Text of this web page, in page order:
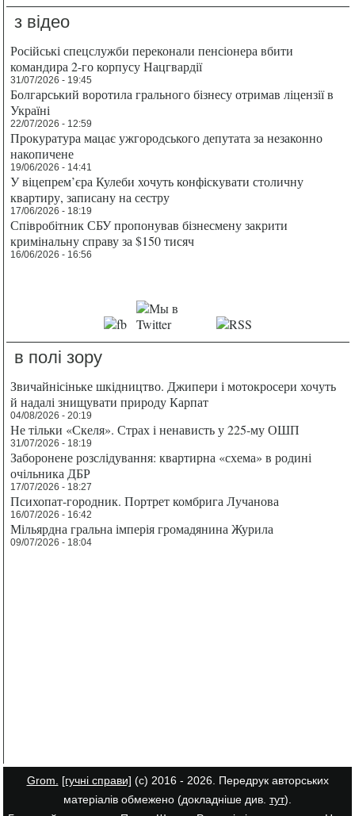
з відео
Російські спецслужби переконали пенсіонера вбити
командира 2-го корпусу Нацгвардії
31/07/2026 - 19:45
Болгарський воротила грального бізнесу отримав ліцензії в
Україні
22/07/2026 - 12:59
Прокуратура мацає ужгородського депутата за незаконно
накопичене
19/06/2026 - 14:41
У віцепрем’єра Кулеби хочуть конфіскувати столичну
квартиру, записану на сестру
17/06/2026 - 18:19
Співробітник СБУ пропонував бізнесмену закрити
кримінальну справу за $150 тисяч
16/06/2026 - 16:56
в полі зору
Звичайнісіньке шкідництво. Джипери і мотокросери хочуть
й надалі знищувати природу Карпат
04/08/2026 - 20:19
Не тільки «Скеля». Страх і ненависть у 225-му ОШП
31/07/2026 - 18:19
Заборонене розслідування: квартирна «схема» в родині
очільника ДБР
17/07/2026 - 18:27
Психопат-городник. Портрет комбрига Лучанова
16/07/2026 - 16:42
Мільярдна гральна імперія громадянина Журила
09/07/2026 - 18:04
Grom. [гучні справи] (с) 2016 - 2026. Передрук авторських
матеріалів обмежено (докладніше див. тут).